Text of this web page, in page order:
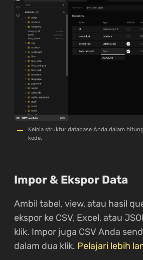
Kelola struktur database Anda dalam
kode.
Impor & Ekspor Data
Ambil tabel, view, atau hasil
ekspor ke CSV, Excel, atau
klik. Impor juga CSV Anda
dalam dua klik. Pelajari lebih